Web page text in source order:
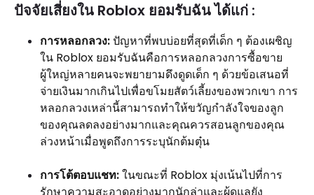
ปัจจัยเสี่ยงใน Roblox ยอมรับฉัน ได้แก่ :
การหลอกลวง:ปัญหาที่พบบ่อยที่สุดที่เด็ก ๆ ต้องเผชิญ
ใน Roblox ยอมรับฉันคือการหลอกลวงการซื้อขาย
ผู้ใหญ่หลายคนจะพยายามดึงดูดเด็ก ๆ ด้วยข้อเสนอที่
จ่ายเงินมากเกินไปเพื่อขโมยสัตว์เลี้ยงของพวกเขา การ
หลอกลวงเหล่านี้สามารถทำให้ขวัญกำลังใจของลูก
ของคุณลดลงอย่างมากและคุณควรสอนลูกของคุณ
ล่วงหน้าเมื่อพูดถึงการระบุนักต้มตุ๋น
การโต้ตอบแชท:ในขณะที่ Roblox มุ่งเน้นไปที่การ